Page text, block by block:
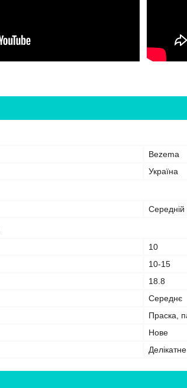
Bezema
Україна
Середній
10
10-15
18.8
Середнє
Праска,
Нове